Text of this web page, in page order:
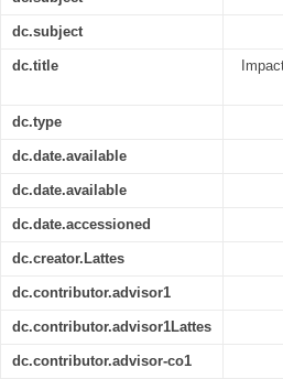
dc.subject
dc.title
dc.type
dc.date.available
dc.date.available
dc.date.accessioned
dc.creator.Lattes
dc.contributor.advisor1
dc.contributor.advisor1Lattes
dc.contributor.advisor-co1